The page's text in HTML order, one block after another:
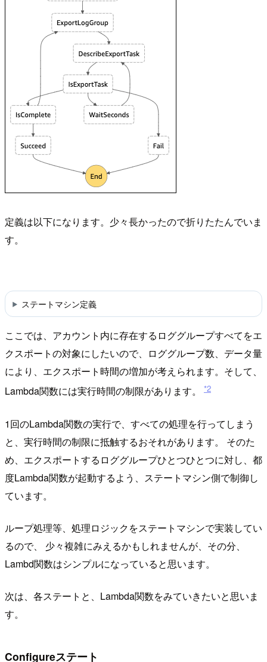
定義は以下になります。少々長かったので折りたたんでいま
す。
ステートマシン定義
ここでは、アカウント内に存在するロググループすべてをエ
クスポートの対象にしたいので、ロググループ数、データ量
により、エクスポート時間の増加が考えられます。そして、
Lambda関数には実行時間の制限があります。
*2
1回のLambda関数の実行で、すべての処理を行ってしまう
と、実行時間の制限に抵触するおそれがあります。 そのた
め、エクスポートするロググループひとつひとつに対し、都
度Lambda関数が起動するよう、ステートマシン側で制御し
ています。
ループ処理等、処理ロジックをステートマシンで実装してい
るので、 少々複雑にみえるかもしれませんが、その分、
Lambd関数はシンプルになっていると思います。
次は、各ステートと、Lambda関数をみていきたいと思いま
す。
Configureステート